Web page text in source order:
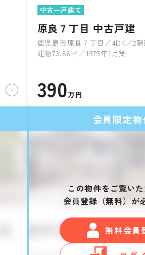
中古一戸建て
原良７丁目 中古戸建
鹿児島市原良７丁目／4DK／2
建物73.86㎡／1979年1月築
390万円
会員限定物
この物件をご覧い
会員登録（無料）が
無料会員